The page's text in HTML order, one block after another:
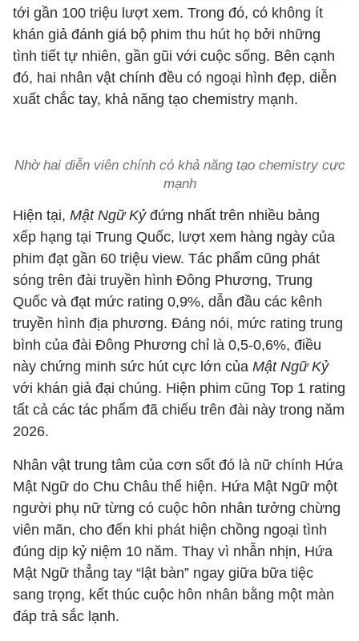
tới gần 100 triệu lượt xem. Trong đó, có không ít
khán giả đánh giá bộ phim thu hút họ bởi những
tình tiết tự nhiên, gần gũi với cuộc sống. Bên cạnh
đó, hai nhân vật chính đều có ngoại hình đẹp, diễn
xuất chắc tay, khả năng tạo chemistry mạnh.
Nhờ hai diễn viên chính có khả năng tạo chemistry cực
mạnh
Hiện tại, Mật Ngữ Kỷđứng nhất trên nhiều bảng
xếp hạng tại Trung Quốc, lượt xem hàng ngày của
phim đạt gần 60 triệu view. Tác phẩm cũng phát
sóng trên đài truyền hình Đông Phương, Trung
Quốc và đạt mức rating 0,9%, dẫn đầu các kênh
truyền hình địa phương. Đáng nói, mức rating trung
bình của đài Đông Phương chỉ là 0,5-0,6%, điều
này chứng minh sức hút cực lớn của Mật Ngữ Kỷ
với khán giả đại chúng. Hiện phim cũng Top 1 rating
tất cả các tác phẩm đã chiếu trên đài này trong năm
2026.
Nhân vật trung tâm của cơn sốt đó là nữ chính Hứa
Mật Ngữ do Chu Châu thể hiện. Hứa Mật Ngữ một
người phụ nữ từng có cuộc hôn nhân tưởng chừng
viên mãn, cho đến khi phát hiện chồng ngoại tình
đúng dịp kỷ niệm 10 năm. Thay vì nhẫn nhịn, Hứa
Mật Ngữ thẳng tay “lật bàn” ngay giữa bữa tiệc
sang trọng, kết thúc cuộc hôn nhân bằng một màn
đáp trả sắc lạnh.